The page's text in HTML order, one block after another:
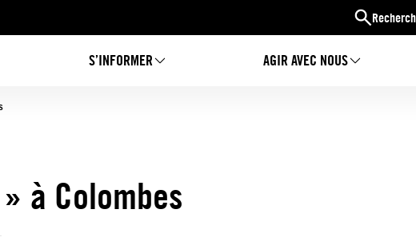
S’INFORMER AGIR AVEC NOUS
à Colombes